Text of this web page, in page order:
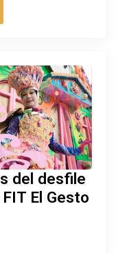
del desfile
El Gesto